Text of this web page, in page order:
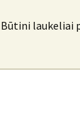
Būtini laukeliai